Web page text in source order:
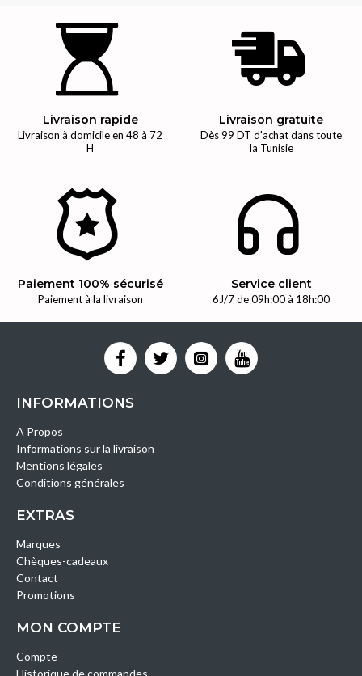
Livraison rapide
Livraison à domicile en 48 à 72
H
Livraison gratuite
Dès 99 DT d'achat dans toute
la Tunisie
Paiement 100% sécurisé
Paiement à la livraison
Service client
6J/7 de 09h:00 à 18h:00
INFORMATIONS
A Propos
Informations sur la livraison
Mentions légales
Conditions générales
EXTRAS
Marques
Chèques-cadeaux
Contact
Promotions
MON COMPTE
Compte
Historique de commandes